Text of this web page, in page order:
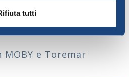
tuttid'Elba
MOBY e Toremar